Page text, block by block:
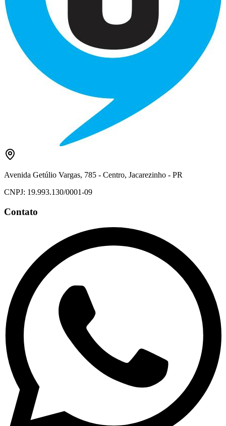
Avenida Getúlio Vargas, 785 - Centro, Jacarezinho - PR
CNPJ: 19.993.130/0001-09
Contato